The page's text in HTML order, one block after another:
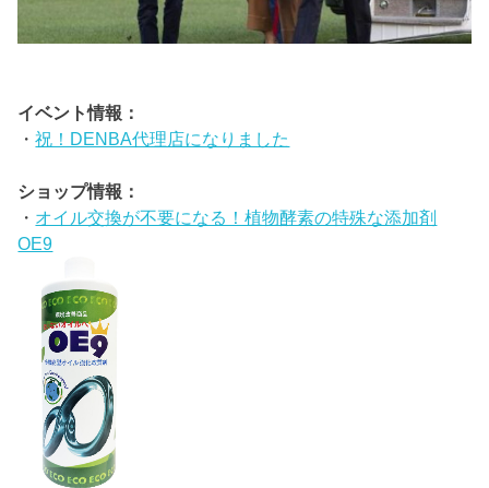
イベント情報：
・祝！DENBA代理店になりました
ショップ情報：
・ オイル交換が不要になる！植物酵素の特殊な添加剤
OE9